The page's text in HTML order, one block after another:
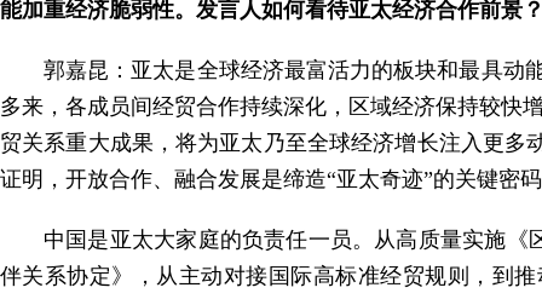
能加重经济脆弱性。发言人如何看待亚太经济合作前景
郭嘉昆：亚太是全球经济最富活力的板块和最具动
多来，各成员间经贸合作持续深化，区域经济保持较
贸关系重大成果，将为亚太乃至全球经济增长注入更
证明，开放合作、融合发展是缔造“亚太奇迹”的关键密
中国是亚太大家庭的负责任一员。从高质量实施
伴关系协定》，从主动对接国际高标准经贸规则，到